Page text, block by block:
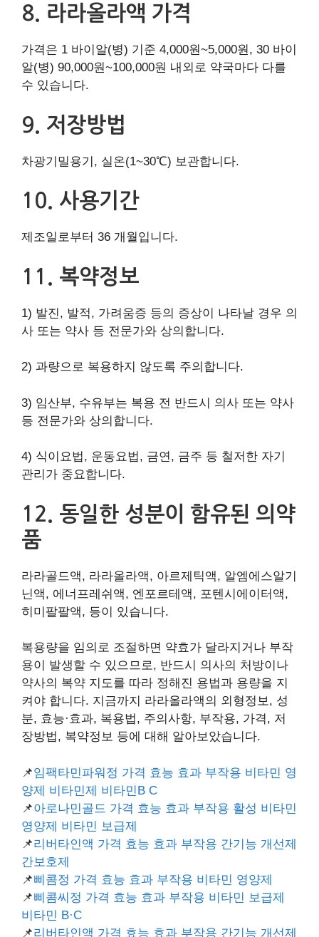
8. 라라올라액 가격
가격은 1 바이알(병) 기준 4,000원~5,000원, 30 바이
알(병) 90,000원~100,000원 내외로 약국마다 다를
수 있습니다.
9. 저장방법
차광기밀용기, 실온(1~30℃) 보관합니다.
10. 사용기간
제조일로부터 36 개월입니다.
11. 복약정보
1) 발진, 발적, 가려움증 등의 증상이 나타날 경우 의
사 또는 약사 등 전문가와 상의합니다.
2) 과량으로 복용하지 않도록 주의합니다.
3) 임산부, 수유부는 복용 전 반드시 의사 또는 약사
등 전문가와 상의합니다.
4) 식이요법, 운동요법, 금연, 금주 등 철저한 자기
관리가 중요합니다.
12. 동일한 성분이 함유된 의약
품
라라골드액, 라라올라액, 아르제틱액, 알엠에스알기
닌액, 에너프레쉬액, 엔포르테액, 포텐시에이터액,
히미팔팔액, 등이 있습니다.
복용량을 임의로 조절하면 약효가 달라지거나 부작
용이 발생할 수 있으므로, 반드시 의사의 처방이나
약사의 복약 지도를 따라 정해진 용법과 용량을 지
켜야 합니다. 지금까지 라라올라액의 외형정보, 성
분, 효능·효과, 복용법, 주의사항, 부작용, 가격, 저
장방법, 복약정보 등에 대해 알아보았습니다.
📌임팩타민파워정 가격 효능 효과 부작용 비타민 영
양제 비타민제 비타민B C
📌아로나민골드 가격 효능 효과 부작용 활성 비타민
영양제 비타민 보급제
📌리버타인액 가격 효능 효과 부작용 간기능 개선제
간보호제
📌삐콤정 가격 효능 효과 부작용 비타민 영양제
📌삐콤씨정 가격 효능 효과 부작용 비타민 보급제
비타민 B·C
📌리버타인액 가격 효능 효과 부작용 간기능 개선제